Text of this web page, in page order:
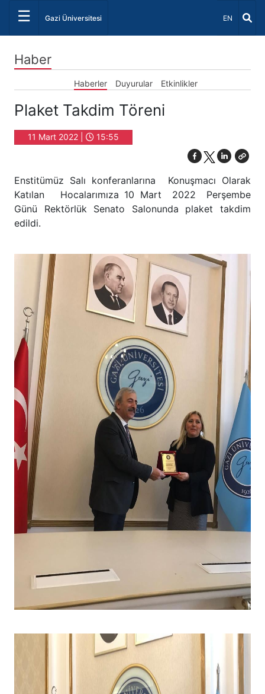
☰ Gazi Üniversitesi Dil Seçiniz
EN
Haber
Haberler Duyurular Etkinlikler
Plaket Takdim Töreni
11 Mart 2022 | 15:55
Enstitümüz Salı konferanlarına Konuşmacı Olarak
Katılan Hocalarımıza 10 Mart 2022 Perşembe
Günü Rektörlük Senato Salonunda plaket takdim
edildi.